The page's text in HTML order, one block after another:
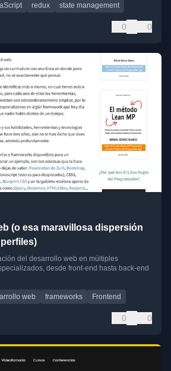
redux state management
0 0
(o esa maravillosa dispersión
del desarrollo web en múltiples
desde front-end hasta back-end
web frameworks Frontend
0 0